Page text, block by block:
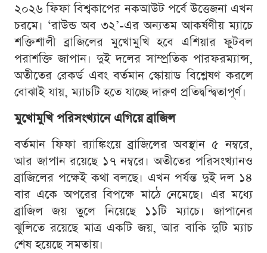
২০২৬ ফিফা বিশ্বকাপের নকআউট পর্বে উত্তেজনা এখন
চরমে। ‘রাউন্ড অব ৩২’-এর অন্যতম আকর্ষণীয় ম্যাচে
শক্তিশালী ব্রাজিলের মুখোমুখি হবে এশিয়ার ফুটবল
পরাশক্তি জাপান। দুই দলের সাম্প্রতিক পারফরম্যান্স,
অতীতের রেকর্ড এবং বর্তমান স্কোয়াড বিশ্লেষণ করলে
বোঝাই যায়, ম্যাচটি হতে যাচ্ছে দারুণ প্রতিদ্বন্দ্বিতাপূর্ণ।
মুখোমুখি পরিসংখ্যানে এগিয়ে ব্রাজিল
বর্তমান ফিফা র‍্যাঙ্কিংয়ে ব্রাজিলের অবস্থান ৫ নম্বরে,
আর জাপান রয়েছে ১৭ নম্বরে। অতীতের পরিসংখ্যানও
ব্রাজিলের পক্ষেই কথা বলছে। এখন পর্যন্ত দুই দল ১৪
বার একে অপরের বিপক্ষে মাঠে নেমেছে। এর মধ্যে
ব্রাজিল জয় তুলে নিয়েছে ১১টি ম্যাচে। জাপানের
ঝুলিতে রয়েছে মাত্র একটি জয়, আর বাকি দুটি ম্যাচ
শেষ হয়েছে সমতায়।